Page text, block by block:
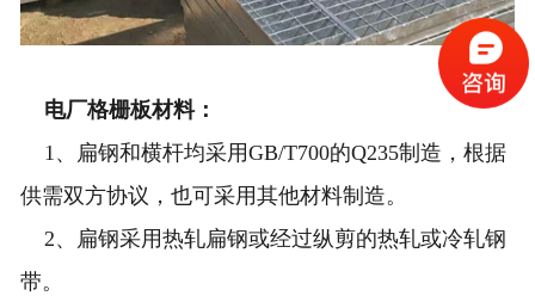
电厂格栅板材料：
1、扁钢和横杆均采用GB/T700的Q235制造，根据
供需双方协议，也可采用其他材料制造。
2、扁钢采用热轧扁钢或经过纵剪的热轧或冷轧钢
带。